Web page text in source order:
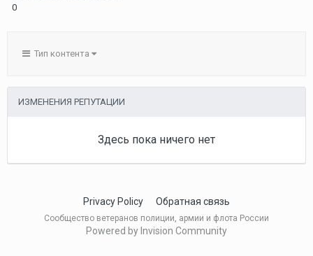
0
Тип контента
ИЗМЕНЕНИЯ РЕПУТАЦИИ
Здесь пока ничего нет
Privacy Policy Обратная связь
Сообщество ветеранов полиции, армии и флота России
Powered by Invision Community